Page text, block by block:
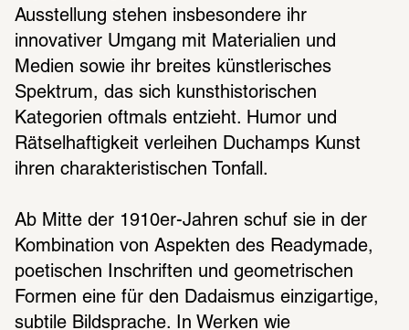
Ausstellung stehen insbesondere ihr
innovativer Umgang mit Materialien und
Medien sowie ihr breites künstlerisches
Spektrum, das sich kunsthistorischen
Kategorien oftmals entzieht. Humor und
Rätselhaftigkeit verleihen Duchamps Kunst
ihren charakteristischen Tonfall.
Ab Mitte der 1910er-Jahren schuf sie in der
Kombination von Aspekten des Readymade,
poetischen Inschriften und geometrischen
Formen eine für den Dadaismus einzigartige,
subtile Bildsprache. In Werken wie